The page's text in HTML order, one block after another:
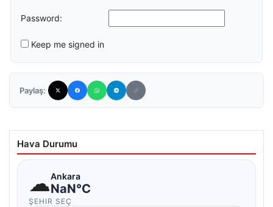
Password:
Keep me signed in
Paylaş:
Hava Durumu
☁Ankara
NaN°C
ŞEHIR SEÇ